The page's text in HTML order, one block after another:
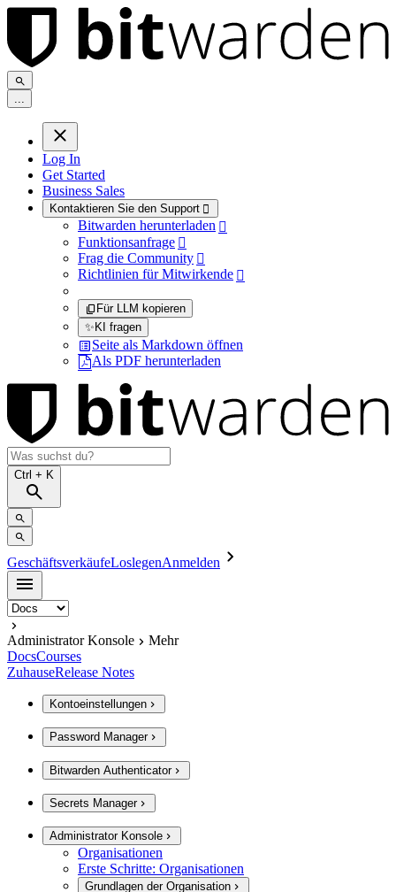
...
Log In
Get Started
Business Sales
Kontaktieren Sie den Support 
Bitwarden herunterladen 
Funktionsanfrage 
Frag die Community 
Richtlinien für Mitwirkende 
Für LLM kopieren
✨KI fragen
Seite als Markdown öffnen
Als PDF herunterladen
Ctrl + K
GeschäftsverkäufeLoslegenAnmelden
Administrator Konsole
Mehr
DocsCourses
ZuhauseRelease Notes
Kontoeinstellungen
Password Manager
Bitwarden Authenticator
Secrets Manager
Administrator Konsole
Organisationen
Erste Schritte: Organisationen
Grundlagen der Organisation